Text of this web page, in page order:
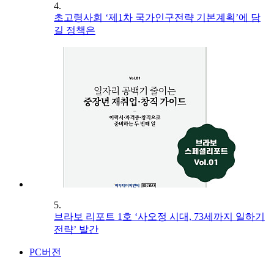
4.
초고령사회 ‘제1차 국가인구전략 기본계획’에 담
길 정책은
5.
브라보 리포트 1호 ‘사오정 시대, 73세까지 일하기
전략’ 발간
PC버전